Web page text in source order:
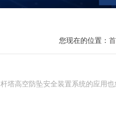
您现在的位置：
塔高空防坠安全装置系统的应用也